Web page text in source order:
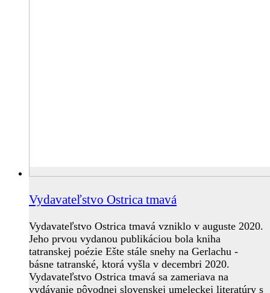
Vydavateľstvo Ostrica tmavá
Vydavateľstvo Ostrica tmavá vzniklo v auguste 2020.
Jeho prvou vydanou publikáciou bola kniha
tatranskej poézie Ešte stále snehy na Gerlachu -
básne tatranské, ktorá vyšla v decembri 2020.
Vydavateľstvo Ostrica tmavá sa zameriava na
vydávanie pôvodnej slovenskej umeleckej literatúry s